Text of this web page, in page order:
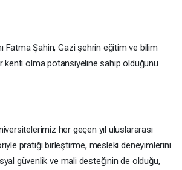
Fatma Şahin, Gazi şehrin eğitim ve bilim
olma potansiyeline sahip olduğunu
her geçen yıl uluslararası
pratiği birleştirme, mesleki deneyimlerini
güvenlik ve mali desteğinin de olduğu,